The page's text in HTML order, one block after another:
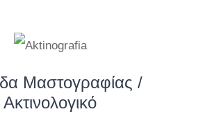
Μαστογραφίας /
Ακτινολογικό